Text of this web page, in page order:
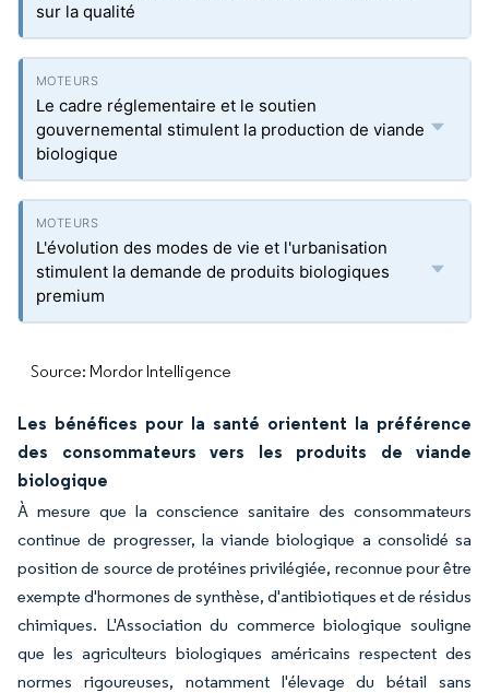
sur la qualité
Le cadre réglementaire et le soutien
gouvernemental stimulent la production de viande
biologique
L'évolution des modes de vie et l'urbanisation
stimulent la demande de produits biologiques
premium
Source: Mordor Intelligence
Les bénéfices pour la santé orientent la préférence
des consommateurs vers les produits de viande
biologique
À mesure que la conscience sanitaire des consommateurs
continue de progresser, la viande biologique a consolidé sa
position de source de protéines privilégiée, reconnue pour être
exempte d'hormones de synthèse, d'antibiotiques et de résidus
chimiques. L'Association du commerce biologique souligne
que les agriculteurs biologiques américains respectent des
normes rigoureuses, notamment l'élevage du bétail sans